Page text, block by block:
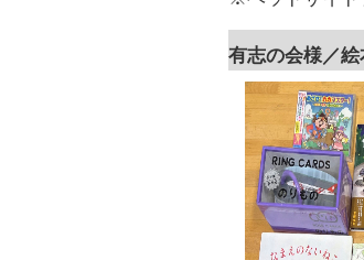
有志の会様／